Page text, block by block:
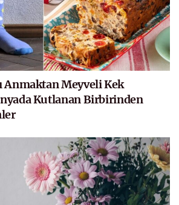
Anmaktan Meyveli Kek
Kutlanan Birbirinden